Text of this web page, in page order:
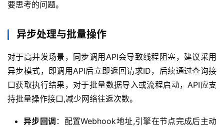
程
站
运
维
拟
要思考的问题。
异步处理与批量操作
对于高并发场景，同步调用API会导致线程阻塞，建议采用
异步模式，即调用API后立即返回请求ID，后续通过查询接
口获取执行结果，对于批量数据导入或流程启动，API应支
持批量操作接口,减少网络往返次数。
异步回调 ：配置Webhook地址,引擎在节点完成后主动